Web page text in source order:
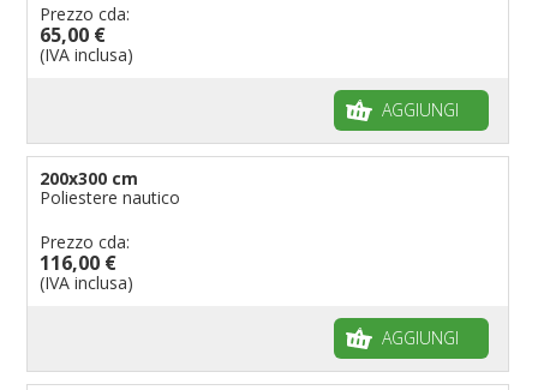
Prezzo cda:
65,00 €
(IVA inclusa)
AGGIUNGI
200x300 cm
Poliestere nautico
Prezzo cda:
116,00 €
(IVA inclusa)
AGGIUNGI